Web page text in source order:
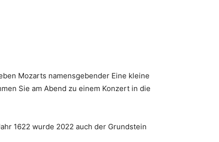
Mozarts namensgebender Eine kleine
Sie am Abend zu einem Konzert in die
1622 wurde 2022 auch der Grundstein